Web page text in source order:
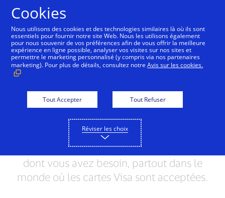
Vous avez perdu votre
carte ou on vous l’a
Pas d’inquiétude, nous sommes là pour
vous aider. Contactez notre service client
qui veillera à ce que vous puissiez
continuer à payer en toute sécurité ce
dont vous avez besoin, partout dans le
monde où les cartes Visa sont acceptées.
Cookies
Nous utilisons des cookies et des technologies similaires là où ils sont
essentiels pour fournir notre site Web. Nous les utilisons également
pour nous souvenir de vos préférences afin de vous offrir la meilleure
expérience en ligne possible, analyser vos visites sur nos sites et
permettre le marketing personnalisé (y compris via nos partenaires
marketing). Pour plus de détails, consultez notreAvis sur les cookies.
Tout Accepter Tout Refuser
Réviser les choix